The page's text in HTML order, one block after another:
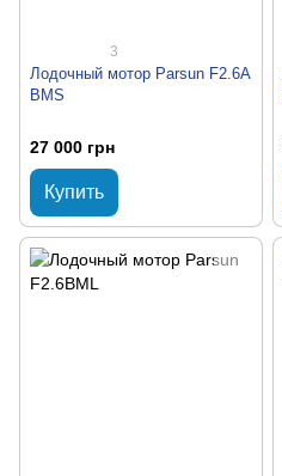
3
Лодочный мотор Parsun F2.6A
BMS
27 000 грн
Купить